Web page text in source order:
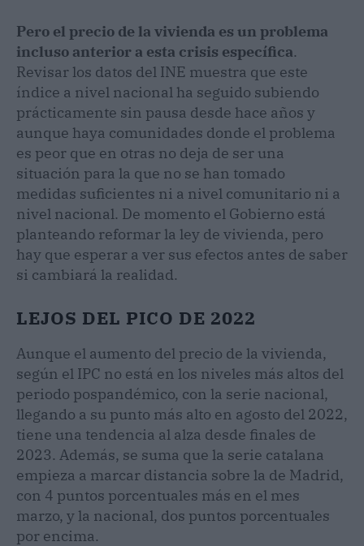
Pero el precio de la vivienda es un problema
incluso anterior a esta crisis específica.
Revisar los datos del INE muestra que este
índice a nivel nacional ha seguido subiendo
prácticamente sin pausa desde hace años y
aunque haya comunidades donde el problema
es peor que en otras no deja de ser una
situación para la que no se han tomado
medidas suficientes ni a nivel comunitario ni a
nivel nacional. De momento el Gobierno está
planteando reformar la ley de vivienda, pero
hay que esperar a ver sus efectos antes de saber
si cambiará la realidad.
LEJOS DEL PICO DE 2022
Aunque el aumento del precio de la vivienda,
según el IPC no está en los niveles más altos del
periodo pospandémico, con la serie nacional,
llegando a su punto más alto en agosto del 2022,
tiene una tendencia al alza desde finales de
2023. Además, se suma que la serie catalana
empieza a marcar distancia sobre la de Madrid,
con 4 puntos porcentuales más en el mes
marzo, y la nacional, dos puntos porcentuales
por encima.